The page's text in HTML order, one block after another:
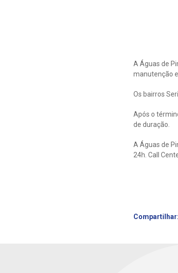
A Águas de
manutenção
Os bairros
Após o
de duração.
A Águas de
24h. Call
Compartilhar: